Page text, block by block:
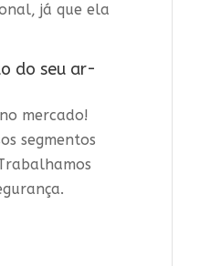
já que ela
do seu ar-
mercado!
segmentos